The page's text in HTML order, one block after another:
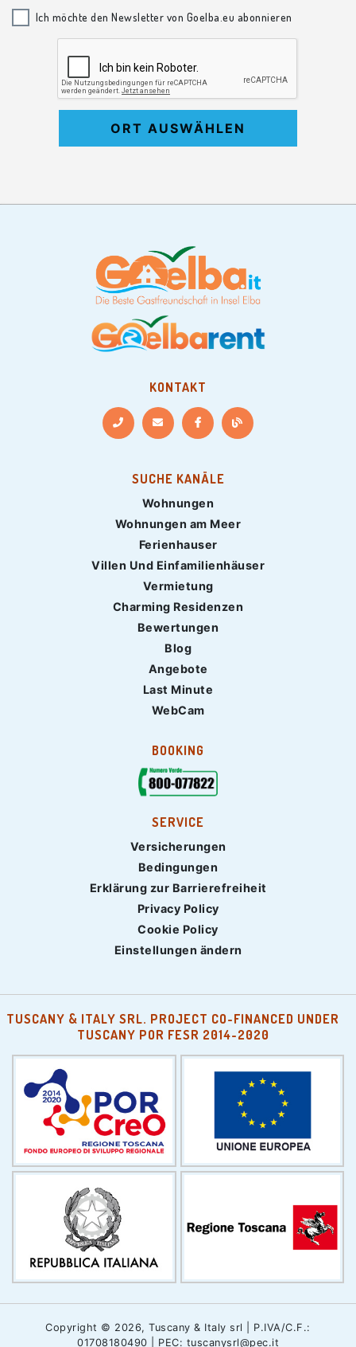
Ich möchte den Newsletter von Goelba.eu abonnieren
ORT AUSWÄHLEN
KONTAKT
SUCHE KANÄLE
Wohnungen
Wohnungen am Meer
Ferienhauser
Villen Und Einfamilienhäuser
Vermietung
Charming Residenzen
Bewertungen
Blog
Angebote
Last Minute
WebCam
BOOKING
SERVICE
Versicherungen
Bedingungen
Erklärung zur Barrierefreiheit
Privacy Policy
Cookie Policy
Einstellungen ändern
TUSCANY & ITALY SRL. PROJECT CO-FINANCED UNDER
TUSCANY POR FESR 2014-2020
Copyright © 2026, Tuscany & Italy srl | P.IVA/C.F.:
01708180490 | PEC: tuscanysrl@pec.it